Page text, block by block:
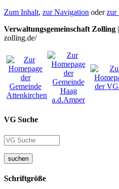
Zum Inhalt, zur Navigation oderzur
Verwaltungsgemeinschaft Zolling
zolling.de/
VG Suche
suchen
Schriftgröße